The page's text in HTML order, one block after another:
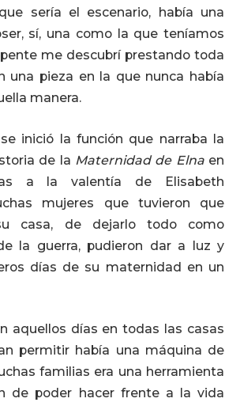
sería el escenario, había una
sí, una como la que teníamos
me descubrí prestando toda
una pieza en la que nunca había
manera.
inició la función que narraba la
de la Maternidad de Elnaen
a la valentía de Elisabeth
mujeres que tuvieron que
casa, de dejarlo todo como
la guerra, pudieron dar a luz y
días de su maternidad en un
aquellos días en todas las casas
permitir había una máquina de
familias era una herramienta
de poder hacer frente a la vida